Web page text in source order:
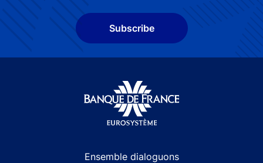
Subscribe
Ensemble dialoguons